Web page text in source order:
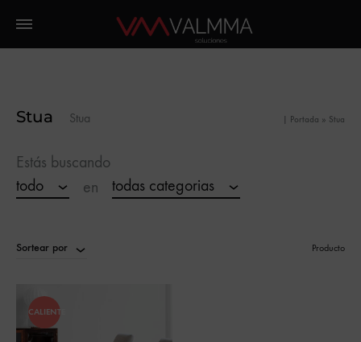
Stua Stua | Portada » Stua
Estás buscando
todo
en todas categorias
Sortear por Producto
CALIENTE